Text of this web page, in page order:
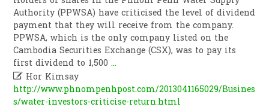
Authority (PPWSA) have criticised the level of dividend
payment that they will receive from the company.
PPWSA, which is the only company listed on the
Cambodia Securities Exchange (CSX), was to pay its
first dividend to 1,500...
 Hor Kimsay
http://www.phnompenhpost.com/2013041165029/Busines
s/water-investors-criticise-return.html